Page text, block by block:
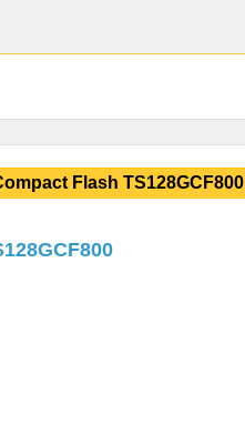
Flash TS128GCF800